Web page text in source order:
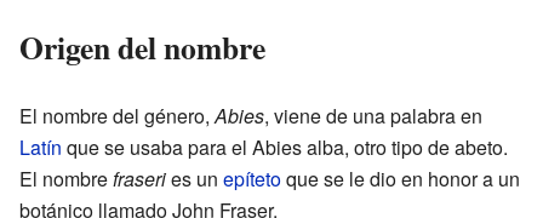
Origen del nombre
El nombre del género,Abies, viene de una palabra en
Latín que se usaba para el Abies alba, otro tipo de abeto.
El nombrefraseries un epítetoque se le dio en honor a un
botánico llamado John Fraser.